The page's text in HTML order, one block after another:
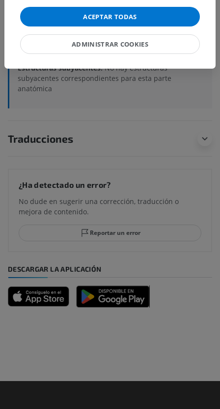
Anatomía sistémica> Sistema cardiovascular>
Arterias
Arterias del encéfalo> Arteria basilar
Arteria cerebral posterior>
Porción postcomunicante; Segmento P2>
Segmento P2P
Estructuras subyacentes:No hay estructuras
subyacentes correspondientes para esta parte
anatómica
Traducciones
¿Ha detectado un error?
No dude en sugerir una corrección, traducción o
mejora de contenido.
Reportar un error
DESCARGAR LA APLICACIÓN
ACEPTAR TODAS
ADMINISTRAR COOKIES